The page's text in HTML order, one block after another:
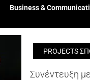
Business &
PROJECTS
Συνέντευξη